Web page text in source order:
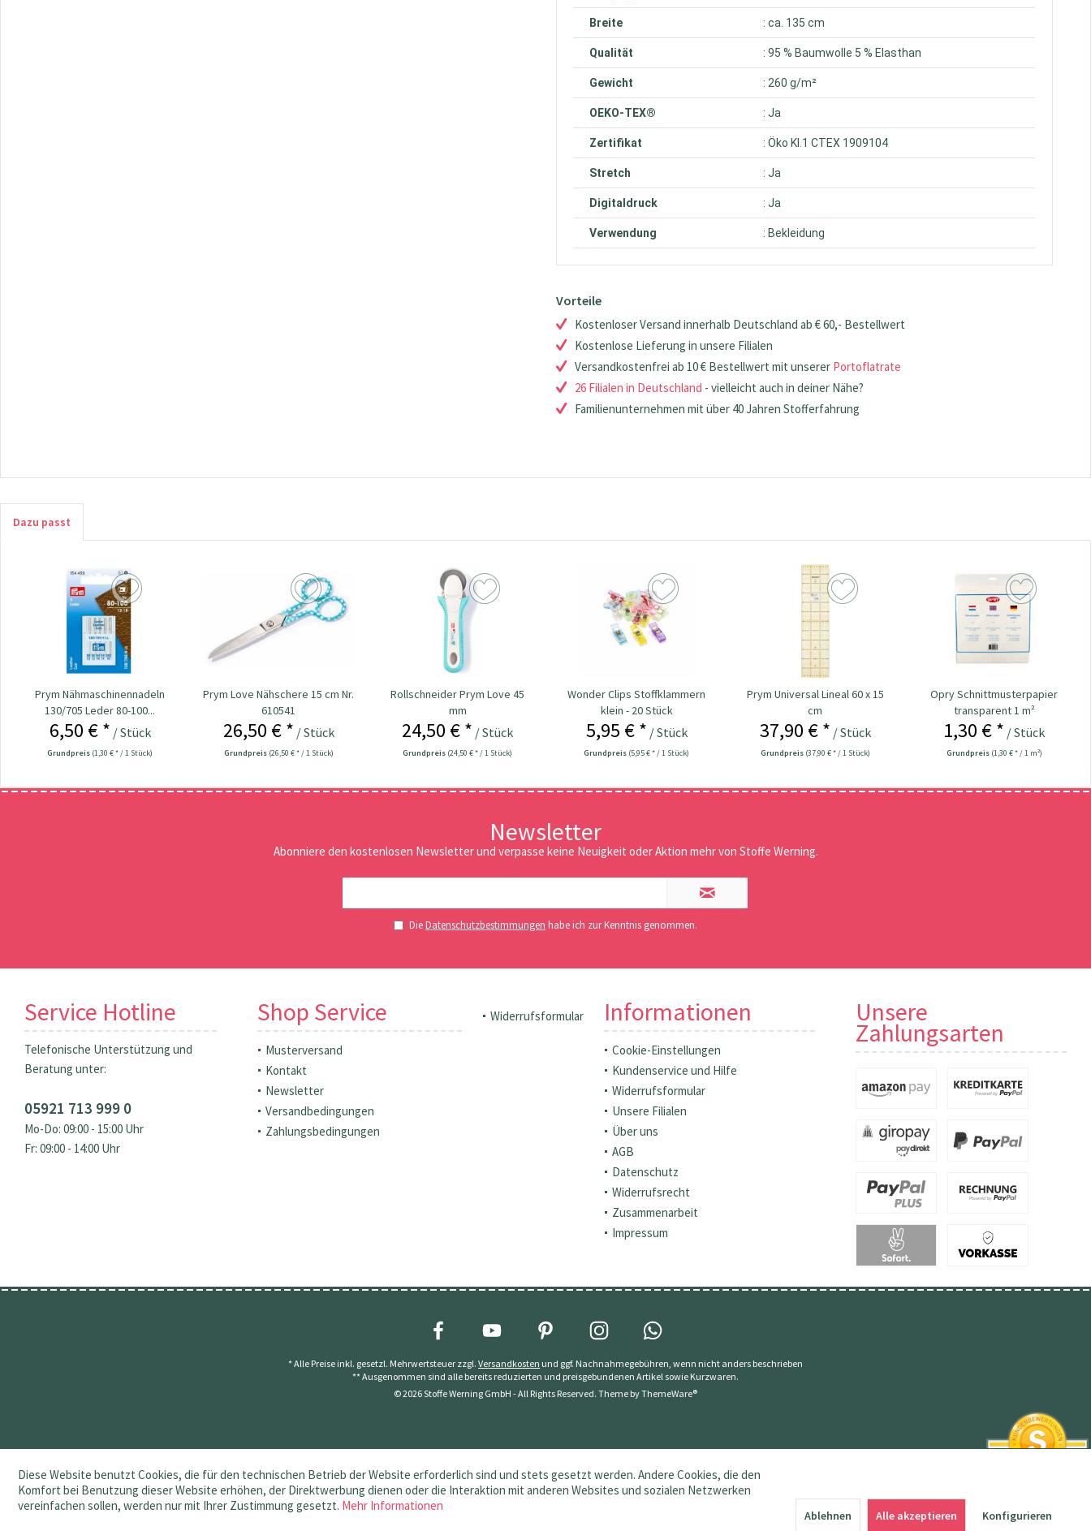
Breite : ca. 135 cm
Qualität : 95 % Baumwolle 5 % Elasthan
Gewicht : 260 g/m²
OEKO-TEX® : Ja
Zertifikat : Öko Kl.1 CTEX 1909104
Stretch : Ja
Digitaldruck : Ja
Verwendung : Bekleidung
Vorteile
Kostenloser Versand innerhalb Deutschland ab € 60,- Bestellwert
Kostenlose Lieferung in unsere Filialen
Versandkostenfrei ab 10 € Bestellwert mit unserer Portoflatrate
26 Filialen in Deutschland - vielleicht auch in deiner Nähe?
Familienunternehmen mit über 40 Jahren Stofferfahrung
Dazu passt
Prym Nähmaschinennadeln
130/705 Leder 80-100...
6,50 € * / Stück
Grundpreis (1,30 € * / 1 Stück)
Prym Love Nähschere 15 cm Nr.
610541
26,50 € * / Stück
Grundpreis (26,50 € * / 1 Stück)
Rollschneider Prym Love 45
mm
24,50 € * / Stück
Grundpreis (24,50 € * / 1 Stück)
Wonder Clips Stoffklammern
klein - 20 Stück
5,95 € * / Stück
Grundpreis (5,95 € * / 1 Stück)
Prym Universal Lineal 60 x 15
cm
37,90 € * / Stück
Grundpreis (37,90 € * / 1 Stück)
Opry Schnittmusterpapier
transparent 1 m²
1,30 € * / Stück
Grundpreis (1,30 € * / 1 m²)
Newsletter
Abonniere den kostenlosen Newsletter und verpasse keine Neuigkeit oder Aktion mehr von Stoffe Werning.
DieDatenschutzbestimmungen habe ich zur Kenntnis genommen.
Service Hotline
Telefonische Unterstützung und
Beratung unter:
05921 713 999 0
Mo-Do: 09:00 - 15:00 Uhr
Fr: 09:00 - 14:00 Uhr
Shop Service
Musterversand
Kontakt
Newsletter
Versandbedingungen
Zahlungsbedingungen
Widerrufsformular Informationen
Cookie-Einstellungen
Kundenservice und Hilfe
Widerrufsformular
Unsere Filialen
Über uns
AGB
Datenschutz
Widerrufsrecht
Zusammenarbeit
Impressum
Unsere
Zahlungsarten
* Alle Preise inkl. gesetzl. Mehrwertsteuer zzgl. Versandkosten und ggf. Nachnahmegebühren, wenn nicht anders beschrieben
** Ausgenommen sind alle bereits reduzierten und preisgebundenen Artikel sowie Kurzwaren.
© 2026 Stoffe Werning GmbH - All Rights Reserved. Theme byThemeWare®
Diese Website benutzt Cookies, die für den technischen Betrieb der Website erforderlich sind und stets gesetzt werden. Andere Cookies, die den
Komfort bei Benutzung dieser Website erhöhen, der Direktwerbung dienen oder die Interaktion mit anderen Websites und sozialen Netzwerken
vereinfachen sollen, werden nur mit Ihrer Zustimmung gesetzt. Mehr Informationen
Ablehnen Alle akzeptieren Konfigurieren
aus 145 Bewertungen